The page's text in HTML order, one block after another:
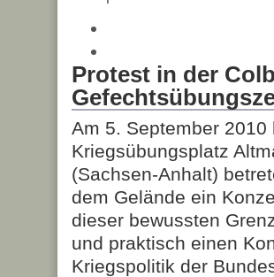
Protest in der
Am 5. September
Kriegsübungsplatz
(Sachsen-Anhalt)
dem Gelände ein
dieser bewussten
und praktisch einen
Kriegspolitik der